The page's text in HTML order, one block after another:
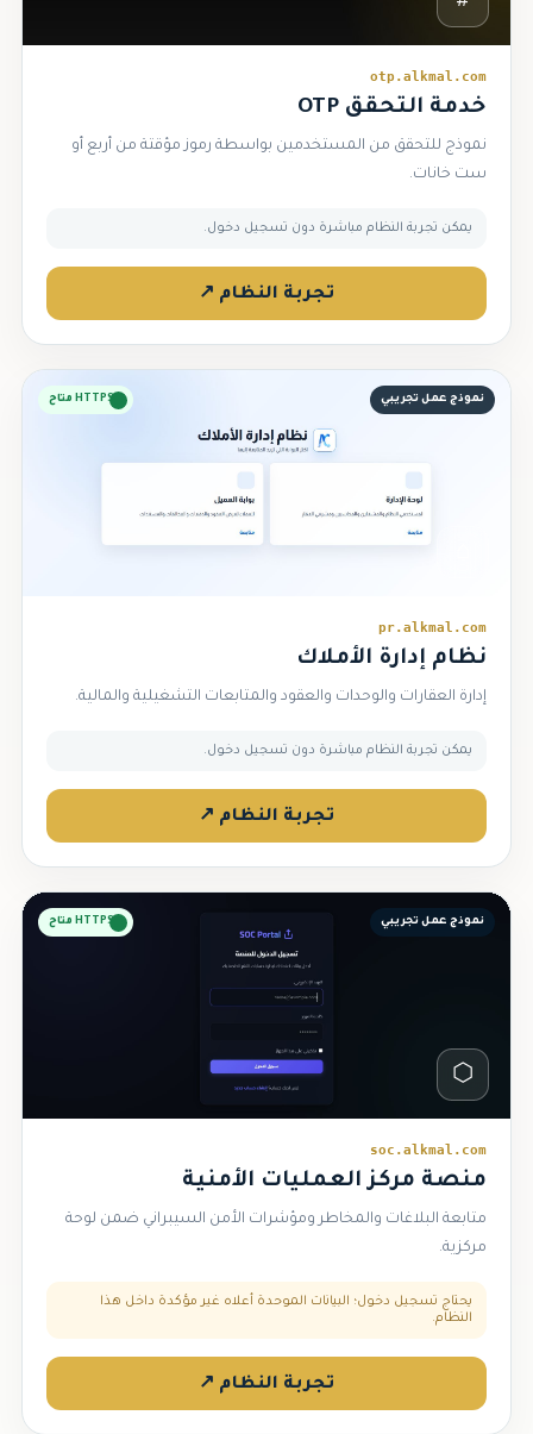
otp.alkmal.com
خدمة التحقق OTP
نموذج للتحقق من المستخدمين بواسطة رموز مؤقتة من أربع أو
ست خانات.
يمكن تجربة النظام مباشرة دون تسجيل دخول.
تجربة النظام ↗
نموذج عمل تجريبي HTTPS متاح
pr.alkmal.com
نظام إدارة الأملاك
إدارة العقارات والوحدات والعقود والمتابعات التشغيلية والمالية.
يمكن تجربة النظام مباشرة دون تسجيل دخول.
تجربة النظام ↗
نموذج عمل تجريبي HTTPS متاح
⬡
soc.alkmal.com
منصة مركز العمليات الأمنية
متابعة البلاغات والمخاطر ومؤشرات الأمن السيبراني ضمن لوحة
مركزية.
يحتاج تسجيل دخول؛ البيانات الموحدة أعلاه غير مؤكدة داخل هذا
النظام.
تجربة النظام ↗